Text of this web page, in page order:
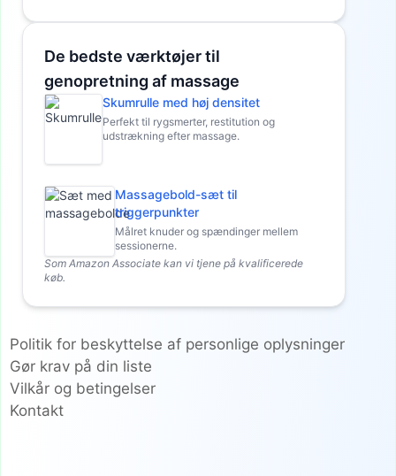
De bedste værktøjer til
genopretning af massage
Skumrulle med høj densitet
Perfekt til rygsmerter, restitution og
udstrækning efter massage.
Massagebold-sæt til
triggerpunkter
Målret knuder og spændinger mellem
sessionerne.
Som Amazon Associate kan vi tjene på kvalificerede
køb.
Politik for beskyttelse af personlige oplysninger
Gør krav på din liste
Vilkår og betingelser
Kontakt